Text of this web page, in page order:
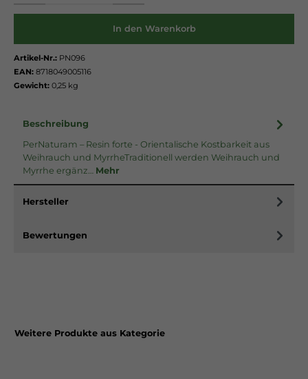
In den Warenkorb
Artikel-Nr.: PN096
EAN: 8718049005116
Gewicht: 0,25 kg
Beschreibung
PerNaturam – Resin forte - Orientalische Kostbarkeit aus
Weihrauch und MyrrheTraditionell werden Weihrauch und
Myrrhe ergänz… Mehr
Hersteller
Bewertungen
Weitere Produkte aus Kategorie